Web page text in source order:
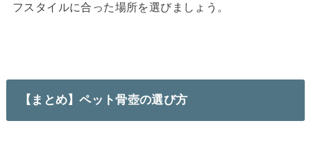
フスタイルに合った場所を選びましょう。
【まとめ】ペット骨壺の選び方